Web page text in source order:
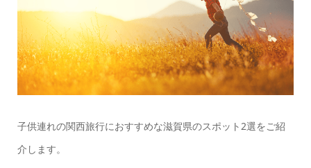
子供連れの関西旅行におすすめな滋賀県のスポット2選をご紹
介します。